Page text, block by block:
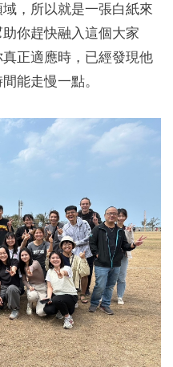
，所以就是一張白紙來
你趕快融入這個大家
正適應時，已經發現他
能走慢一點。